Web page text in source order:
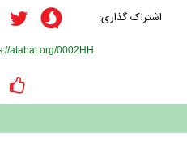
اشتراک گذاری: